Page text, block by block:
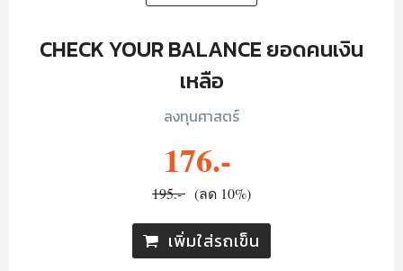
CHECK YOUR BALANCE ยอดคนเงิน
เหลือ
ลงทุนศาสตร์
176.-
195.- (ลด 10%)
เพิ่มใส่รถเข็น